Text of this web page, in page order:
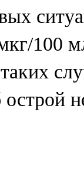
100
острой